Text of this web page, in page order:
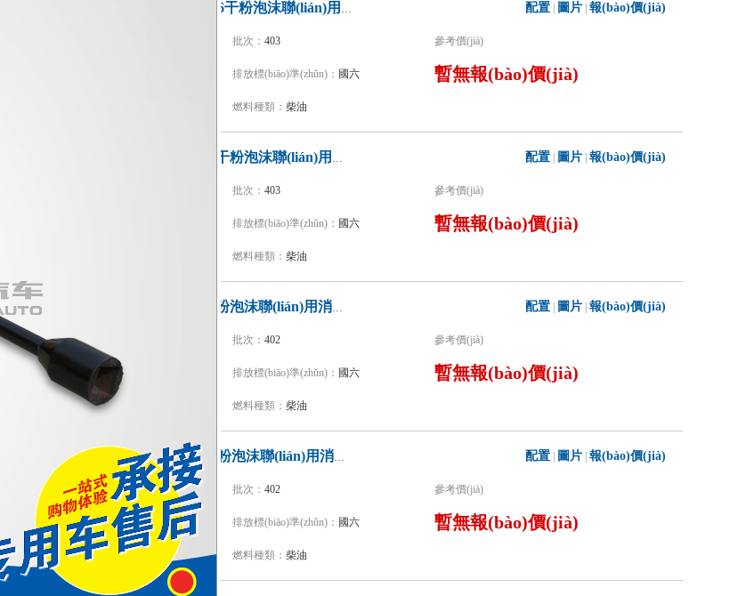
銀河牌BX5300GXFGP120/HT6干粉泡沫聯(lián)用消防車 配置 圖片 報(bào)價(jià)
批次： 403 參考價(jià)
排放標(biāo)準(zhǔn)： 國六 暫無報(bào)價(jià)
燃料種類： 柴油
振翔牌MG5300GXFGP110/F6干粉泡沫聯(lián)用消防車 配置 圖片 報(bào)價(jià)
批次： 403 參考價(jià)
排放標(biāo)準(zhǔn)： 國六 暫無報(bào)價(jià)
燃料種類： 柴油
上格牌SGX5311GXFGP120干粉泡沫聯(lián)用消防車 配置 圖片 報(bào)價(jià)
型號：SGX5311GXFGP120 批次： 402 參考價(jià)
品牌： 上格牌 排放標(biāo)準(zhǔn)： 國六 暫無報(bào)價(jià)
底盤型號：ZZ5357TXFV464MF5 燃料種類： 柴油
漢江牌HXF5300GXFGP120干粉泡沫聯(lián)用消防車 配置 圖片 報(bào)價(jià)
型號： HXF5300GXFGP120 批次： 402 參考價(jià)
品牌： 漢江牌 排放標(biāo)準(zhǔn)： 國六 暫無報(bào)價(jià)
底盤型號：ZZ5357TXFV464MF5 燃料種類： 柴油